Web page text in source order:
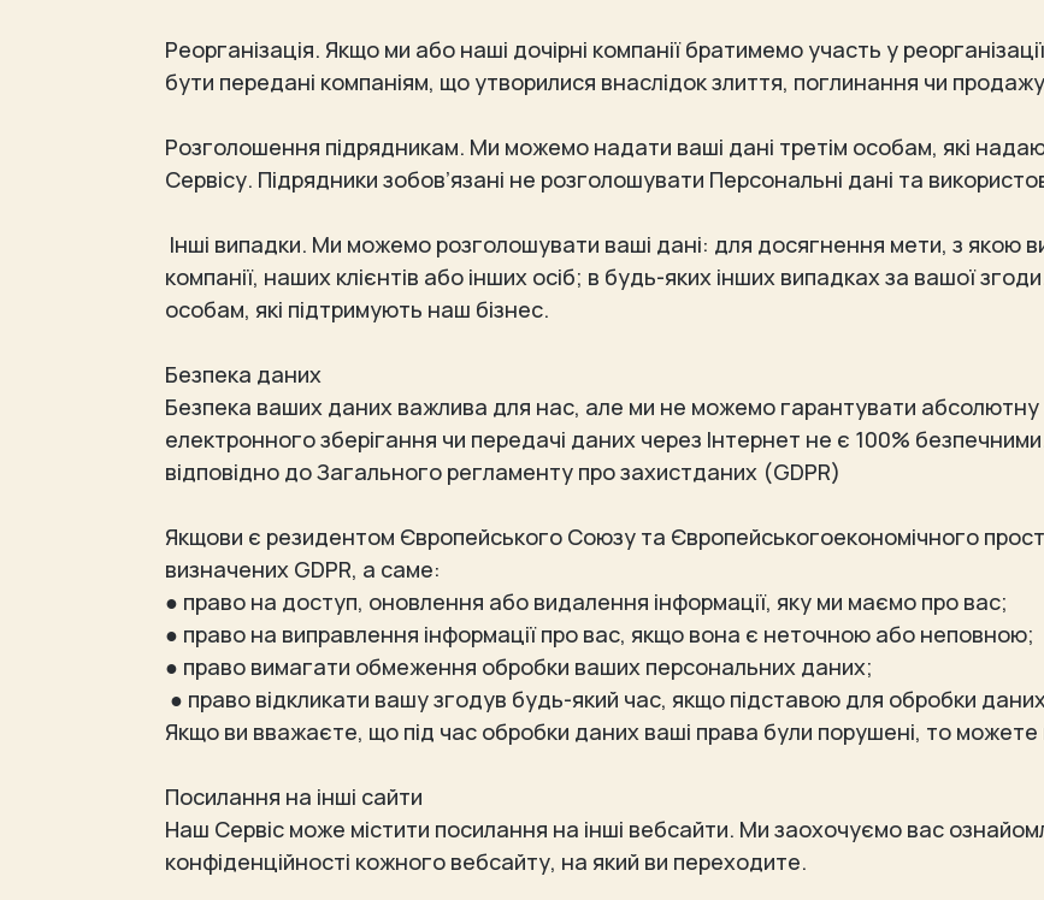
Реорганізація. Якщо ми або наші дочірні компанії братимемо участь у
бути передані компаніям, що утворилися внаслідок злиття, поглинання чи продажу
Розголошення підрядникам. Ми можемо надати ваші дані третім особам, які
Сервісу. Підрядники зобов’язані не розголошувати Персональні дані та
Інші випадки. Ми можемо розголошувати ваші дані: для досягнення мети, з якою
компанії, наших клієнтів або інших осіб; в будь-яких інших випадках за вашої
особам, які підтримують наш бізнес.
Безпека даних
Безпека ваших даних важлива для нас, але ми не можемо гарантувати абсолютну
електронного зберігання чи передачі даних через Інтернет не є 100%
відповідно до Загального регламенту про захистданих (GDPR)
Якщови є резидентом Європейського Союзу та Європейськогоекономічного
визначених GDPR, а саме:
● право на доступ, оновлення або видалення інформації, яку ми маємо про вас;
● право на виправлення інформації про вас, якщо вона є неточною або неповною;
● право вимагати обмеження обробки ваших персональних даних;
● право відкликати вашу згодув будь-який час, якщо підставою для обробки
Якщо ви вважаєте, що під час обробки даних ваші права були порушені, то
Посилання на інші сайти
Наш Сервіс може містити посилання на інші вебсайти. Ми заохочуємо вас
конфіденційності кожного вебсайту, на який ви переходите.